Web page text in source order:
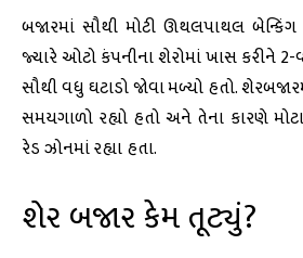
બજારમાં સૌથી મોટી ઊથલપાથલ બેન્કિંગ
જ્યારે ઓટો કંપનીના શેરોમાં ખાસ કરીને
સૌથી વધુ ઘટાડો જોવા મળ્યો હતો.
સમયગાળો રહ્યો હતો અને તેના કારણે
રેડ ઝોનમાં રહ્યા હતા.
શેર બજાર કેમ તૂટ્યું?